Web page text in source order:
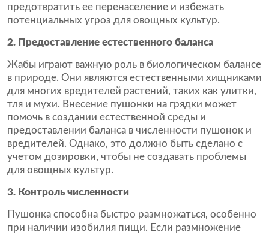
предотвратить ее перенаселение и избежать
потенциальных угроз для овощных культур.
2. Предоставление естественного баланса
Жабы играют важную роль в биологическом балансе
в природе. Они являются естественными хищниками
для многих вредителей растений, таких как улитки,
тля и мухи. Внесение пушонки на грядки может
помочь в создании естественной среды и
предоставлении баланса в численности пушонок и
вредителей. Однако, это должно быть сделано с
учетом дозировки, чтобы не создавать проблемы
для овощных культур.
3. Контроль численности
Пушонка способна быстро размножаться, особенно
при наличии изобилия пищи. Если размножение